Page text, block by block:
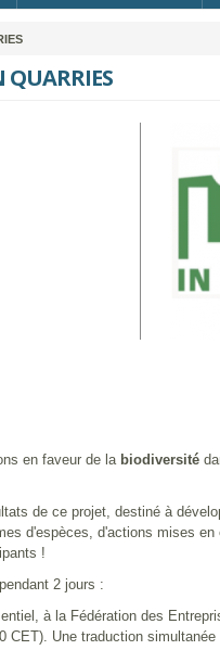
QUARRIES
en faveur de la biodiversité
de ce projet, destiné à
d'espèces, d'actions mises
!
2 jours :
à la Fédération des
CET). Une traduction